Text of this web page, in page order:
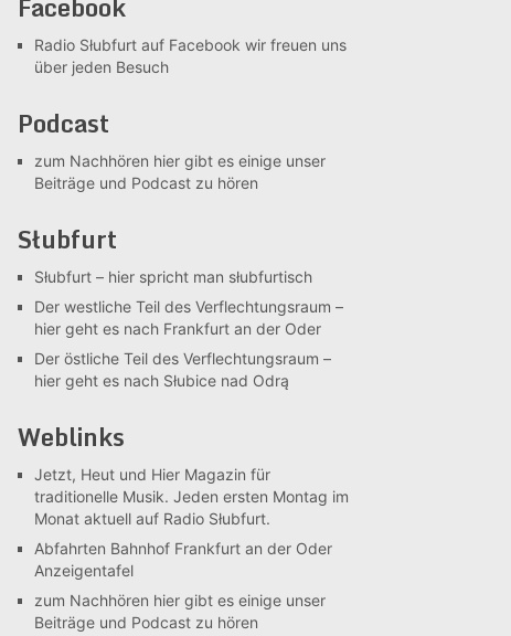
Radio Słubfurt auf Facebook wir freuen uns
über jeden Besuch
Podcast
zum Nachhören hier gibt es einige unser
Beiträge und Podcast zu hören
Słubfurt
Słubfurt – hier spricht man słubfurtisch
Der westliche Teil des Verflechtungsraum –
hier geht es nach Frankfurt an der Oder
Der östliche Teil des Verflechtungsraum –
hier geht es nach Słubice nad Odrą
Weblinks
Jetzt, Heut und Hier Magazin für
traditionelle Musik. Jeden ersten Montag im
Monat aktuell auf Radio Słubfurt.
Abfahrten Bahnhof Frankfurt an der Oder
Anzeigentafel
zum Nachhören hier gibt es einige unser
Beiträge und Podcast zu hören